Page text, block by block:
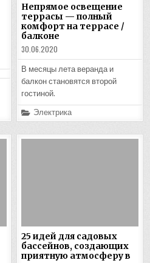
Непрямое освещение
террасы — полный
комфорт на террасе /
балконе
30.06.2020
В месяцы лета веранда и
балкон становятся второй
гостиной.
Posted
in
Электрика
25 идей для садовых
бассейнов, создающих
приятную атмосферу в